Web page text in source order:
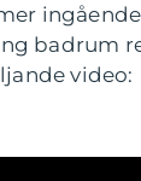
badrum
video: